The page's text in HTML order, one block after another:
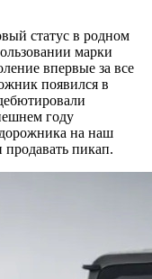
статус в родном
марки
впервые за все
появился в
году
на наш
пикап.